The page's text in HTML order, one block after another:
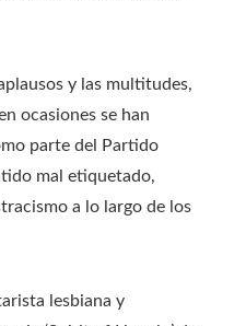
y las multitudes,
ocasiones se han
parte del Partido
mal etiquetado,
a lo largo de los
lesbiana y